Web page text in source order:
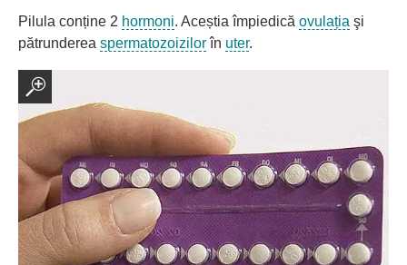
Pilula conține 2 hormoni. Aceștia împiedică ovulația şi
pătrunderea spermatozoizilorîn uter.